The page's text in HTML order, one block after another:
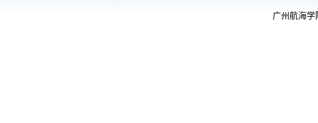
广州航海